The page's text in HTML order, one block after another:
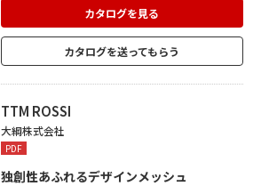
「目透かし天井」、竿縁の上に重ねて行
き、重なった板と板が立体的な仕上がりに
なる「イナゴ(羽重)天井」、目透かし天井
に工芸を取り入れて手軽に豪華さを演出で
お楽しみいただけます。
カタログを見る
カタログを送ってもらう
TTM ROSSI
大綱株式会社
PDF
独創性あふれるデザインメッシュ